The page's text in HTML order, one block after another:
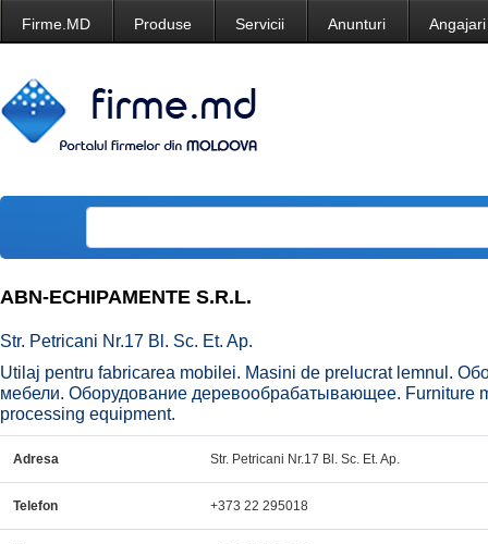
Firme.MD Produse Servicii Anunturi Angajari
ABN-ECHIPAMENTE S.R.L.
Str. Petricani Nr.17 Bl. Sc. Et. Ap.
Utilaj pentru fabricarea mobilei. Masini de prelucrat lemnul.
мебели. Оборудование деревообрабатывающее. Furniture
processing equipment.
Adresa Str. Petricani Nr.17 Bl. Sc. Et. Ap.
Telefon +373 22 295018